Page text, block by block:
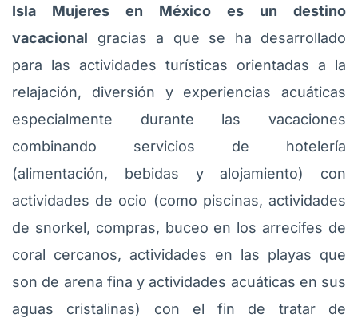
Isla Mujeres en México es un destino
vacacional gracias a que se ha desarrollado
para las actividades turísticas orientadas a la
relajación, diversión y experiencias acuáticas
especialmente durante las vacaciones
combinando servicios de hotelería
(alimentación, bebidas y alojamiento) con
actividades de ocio (como piscinas, actividades
de snorkel, compras, buceo en los arrecifes de
coral cercanos, actividades en las playas que
son de arena fina y actividades acuáticas en sus
aguas cristalinas) con el fin de tratar de